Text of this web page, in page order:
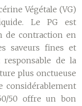
Végétale (VG)
Le PG est
de contraction en
saveurs fines et
responsable de la
plus onctueuse
considérablement
50 offre un bon